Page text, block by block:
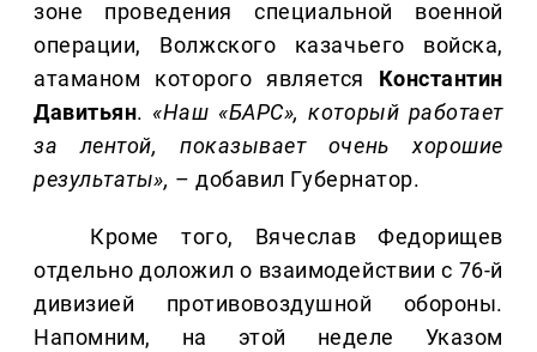
зоне проведения специальной военной
операции, Волжского казачьего войска,
атаманом которого является Константин
Давитьян.«Наш «БАРС», который работает
за лентой, показывает очень хорошие
результаты», – добавил Губернатор.
Кроме того, Вячеслав Федорищев
отдельно доложил о взаимодействии с 76-й
дивизией противовоздушной обороны.
Напомним, на этой неделе Указом